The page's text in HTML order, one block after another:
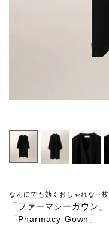
なんにでも効くおしゃれな一枚
「ファーマシーガウン」
「Pharmacy-Gown」